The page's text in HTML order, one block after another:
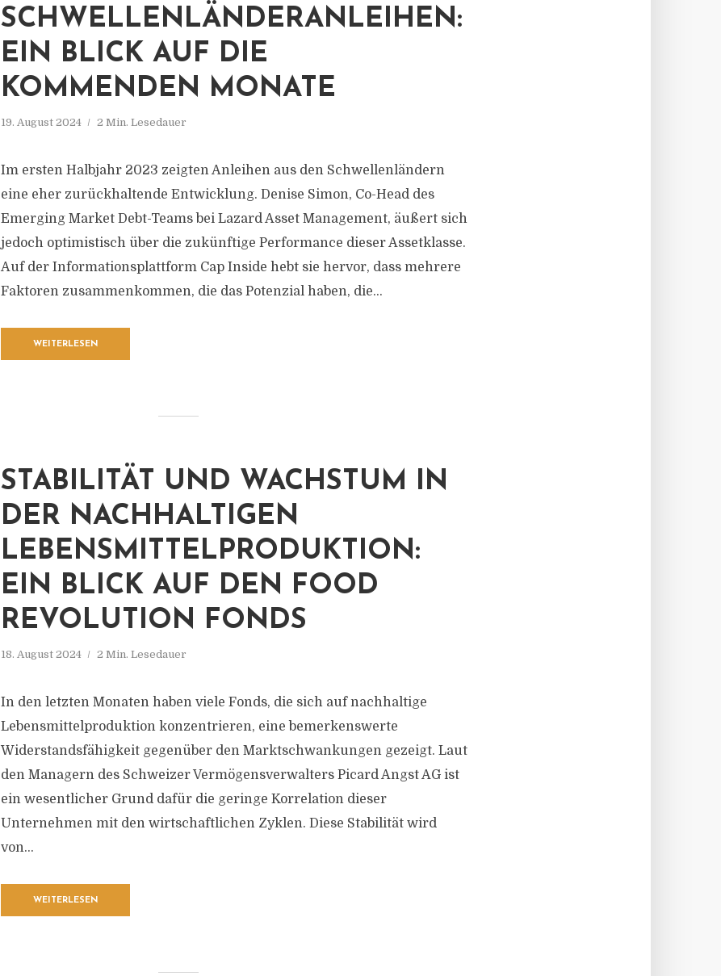
SCHWELLENLÄNDERANLEIHEN:
EIN BLICK AUF DIE
KOMMENDEN MONATE
19. August 2024 2 Min. Lesedauer
Im ersten Halbjahr 2023 zeigten Anleihen aus den Schwellenländern
eine eher zurückhaltende Entwicklung. Denise Simon, Co-Head des
Emerging Market Debt-Teams bei Lazard Asset Management, äußert sich
jedoch optimistisch über die zukünftige Performance dieser Assetklasse.
Auf der Informationsplattform Cap Inside hebt sie hervor, dass mehrere
Faktoren zusammenkommen, die das Potenzial haben, die...
WEITERLESEN
STABILITÄT UND WACHSTUM IN
DER NACHHALTIGEN
LEBENSMITTELPRODUKTION:
EIN BLICK AUF DEN FOOD
REVOLUTION FONDS
18. August 2024 2 Min. Lesedauer
In den letzten Monaten haben viele Fonds, die sich auf nachhaltige
Lebensmittelproduktion konzentrieren, eine bemerkenswerte
Widerstandsfähigkeit gegenüber den Marktschwankungen gezeigt. Laut
den Managern des Schweizer Vermögensverwalters Picard Angst AG ist
ein wesentlicher Grund dafür die geringe Korrelation dieser
Unternehmen mit den wirtschaftlichen Zyklen. Diese Stabilität wird
von...
WEITERLESEN